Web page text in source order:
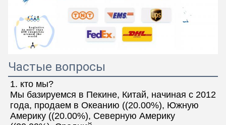
Частые вопросы
1. кто мы?
Мы базируемся в Пекине, Китай, начиная с 2012
года, продаем в Океанию ((20.00%), Южную
Америку ((20.00%), Северную Америку